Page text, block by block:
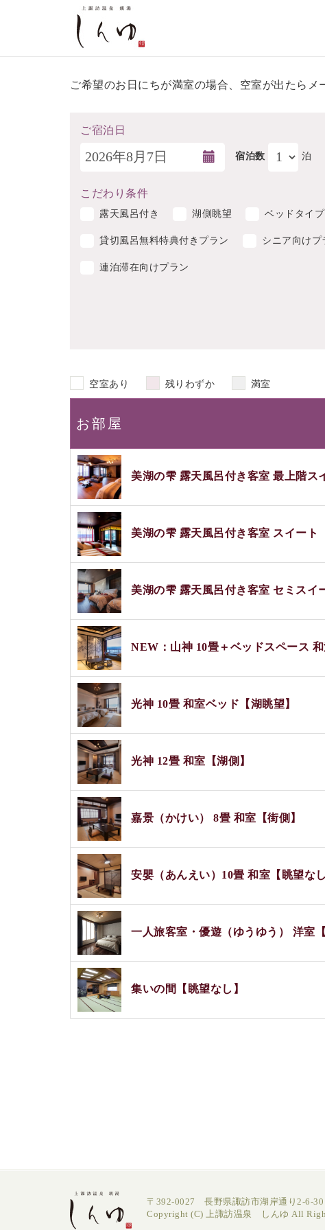
ご希望のお日にちが満室の場合、空室が出たらメ
ご宿泊日
宿泊数 泊
こだわり条件
露天風呂付き 湖側眺望 ベッドタイプ
貸切風呂無料特典付きプラン シニア向けプ
連泊滞在向けプラン
空室あり 残りわずか 満室
お部屋
美湖の雫 露天風呂付き客室 最上階ス
美湖の雫 露天風呂付き客室 スイート
美湖の雫 露天風呂付き客室 セミスイ
NEW：山神 10畳＋ベッドスペース 和
光神 10畳 和室ベッド【湖眺望】
光神 12畳 和室【湖側】
嘉景（かけい） 8畳 和室【街側】
安嬰（あんえい）10畳 和室【眺望なし
一人旅客室・優遊（ゆうゆう） 洋室
集いの間【眺望なし】
〒392-0027 長野県諏訪市湖岸通り2-6-30
Copyright (C) 上諏訪温泉 しんゆ All